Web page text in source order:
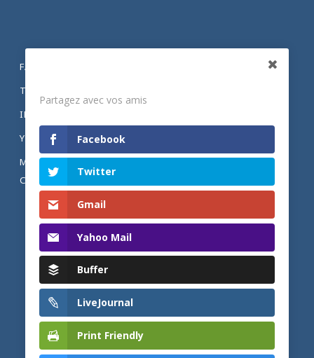
FACEBOOK
TWITTER
INSTAGRAM
YOUTUBE
MENTIONS LÉGALES ET POLITIQUE DE
CONFIDENTIALITÉ
Partagez avec vos amis
Facebook
Twitter
Gmail
Yahoo Mail
Buffer
LiveJournal
Print Friendly